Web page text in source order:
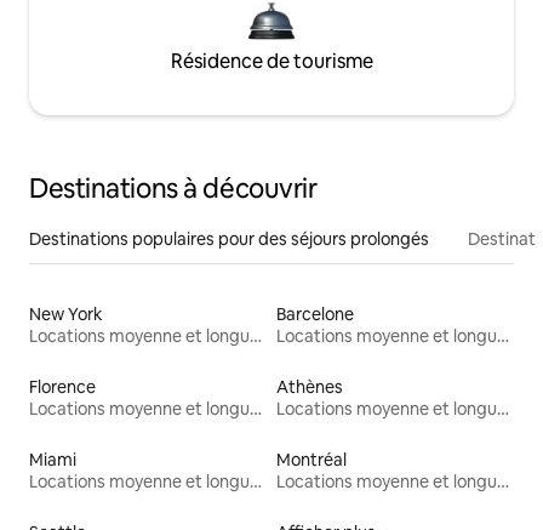
Résidence de tourisme
Destinations à découvrir
Destinations populaires pour des séjours prolongés
New York
Locations moyenne et longue durée
Barcelone
Locations moyenne et longue durée
Florence
Locations moyenne et longue durée
Athènes
Locations moyenne et longue durée
Miami
Locations moyenne et longue durée
Montréal
Locations moyenne et longue durée